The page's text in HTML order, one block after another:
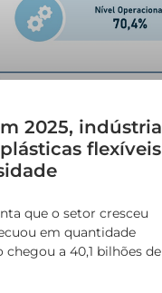
2025, indústria
flexíveis
que o setor cresceu
em quantidade
a 40,1 bilhões de